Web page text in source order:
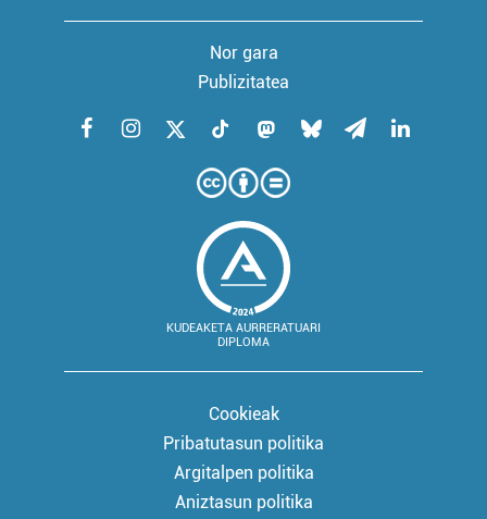
Nor gara
Publizitatea
KUDEAKETA AURRERATUARI
DIPLOMA
Cookieak
Pribatutasun politika
Argitalpen politika
Aniztasun politika